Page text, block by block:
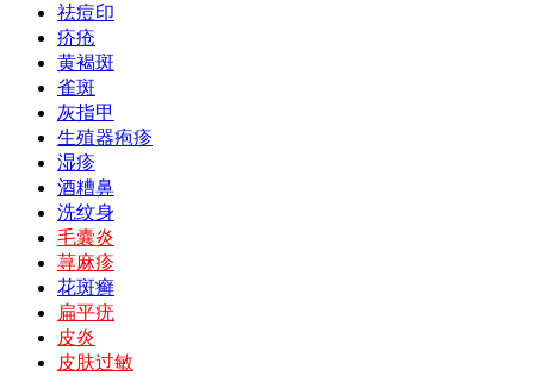
祛痘印
疥疮
黄褐斑
雀斑
灰指甲
生殖器疱疹
湿疹
酒糟鼻
洗纹身
毛囊炎
荨麻疹
花斑癣
扁平疣
皮炎
皮肤过敏